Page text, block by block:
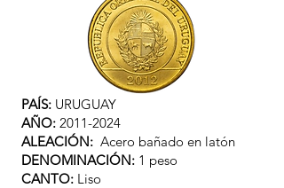
PAÍS: URUGUAY
AÑO: 2011-2024
ALEACIÓN: Acero bañado en latón
DENOMINACIÓN: 1 peso
CANTO: Liso